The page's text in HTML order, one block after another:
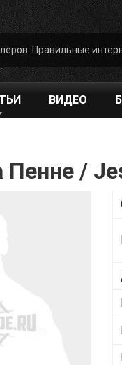
Правильные
ВИДЕО
/